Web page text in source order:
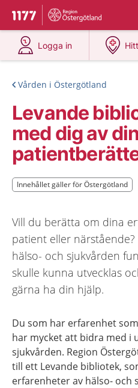
Till startsidan för 1177
Du har valt region
Logga in
på 1177.se
Vården i Östergötland
Levande
med dig av din
Innehållet gäller för Östergötland
Innehållet gäller för Östergötland
Vill du berätta om dina
patient eller
hälso- och sjukvården
skulle kunna utvecklas
gärna ha din hjälp.
Du som har erfarenhet
har mycket att bidra med i
sjukvården. Region
till ett Levande bibliotek,
erfarenheter av hälso- och